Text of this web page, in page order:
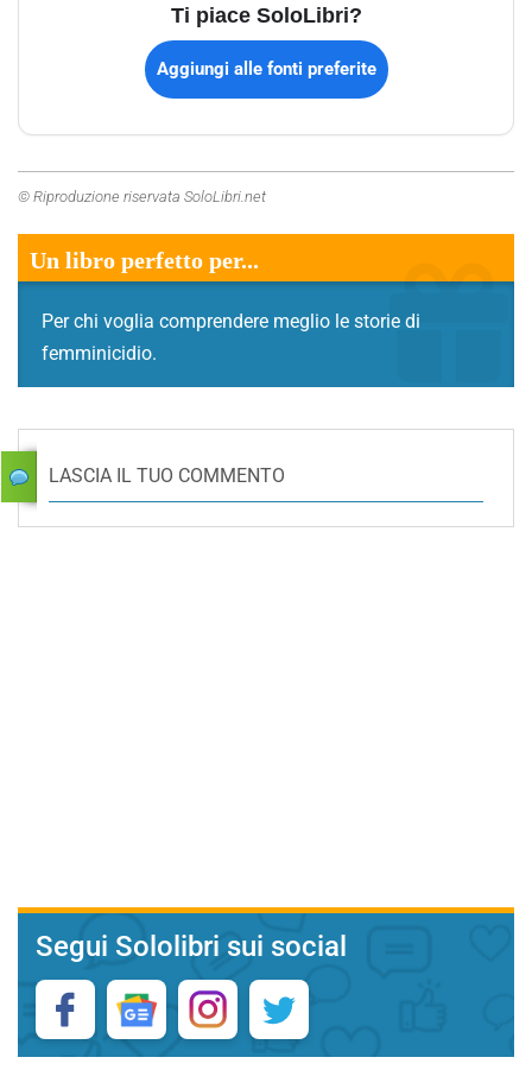
Ti piace SoloLibri?
Aggiungi alle fonti preferite
© Riproduzione riservata SoloLibri.net
Un libro perfetto per...
Per chi voglia comprendere meglio le storie di
femminicidio.
LASCIA IL TUO COMMENTO
Segui Sololibri sui social